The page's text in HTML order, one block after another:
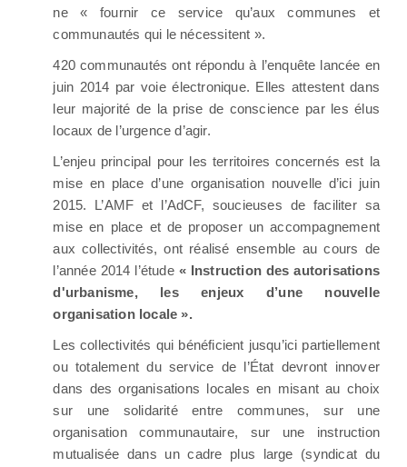
ne « fournir ce service qu’aux communes et
communautés qui le nécessitent ».
420 communautés ont répondu à l’enquête lancée en
juin 2014 par voie électronique. Elles attestent dans
leur majorité de la prise de conscience par les élus
locaux de l’urgence d’agir.
L’enjeu principal pour les territoires concernés est la
mise en place d’une organisation nouvelle d’ici juin
2015. L’AMF et l’AdCF, soucieuses de faciliter sa
mise en place et de proposer un accompagnement
aux collectivités, ont réalisé ensemble au cours de
l’année 2014 l’étude « Instruction des autorisations
d'urbanisme, les enjeux d’une nouvelle
organisation locale ».
Les collectivités qui bénéficient jusqu’ici partiellement
ou totalement du service de l’État devront innover
dans des organisations locales en misant au choix
sur une solidarité entre communes, sur une
organisation communautaire, sur une instruction
mutualisée dans un cadre plus large (syndicat du